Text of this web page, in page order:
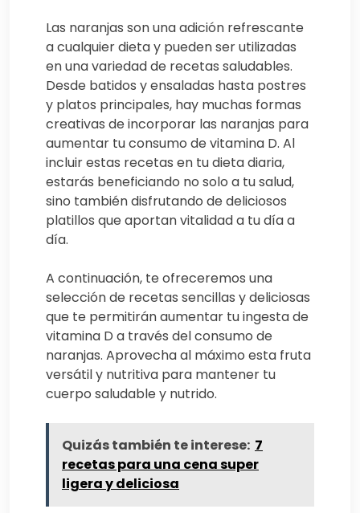
Las naranjas son una adición refrescante
a cualquier dieta y pueden ser utilizadas
en una variedad de recetas saludables.
Desde batidos y ensaladas hasta postres
y platos principales, hay muchas formas
creativas de incorporar las naranjas para
aumentar tu consumo de vitamina D. Al
incluir estas recetas en tu dieta diaria,
estarás beneficiando no solo a tu salud,
sino también disfrutando de deliciosos
platillos que aportan vitalidad a tu día a
día.
A continuación, te ofreceremos una
selección de recetas sencillas y deliciosas
que te permitirán aumentar tu ingesta de
vitamina D a través del consumo de
naranjas. Aprovecha al máximo esta fruta
versátil y nutritiva para mantener tu
cuerpo saludable y nutrido.
Quizás también te interese: 7
recetas para una cena super
ligera y deliciosa